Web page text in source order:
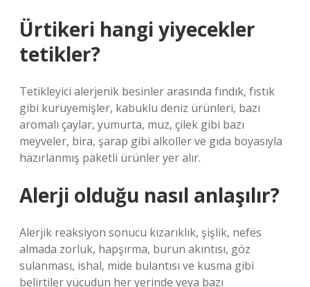
Ürtikeri hangi yiyecekler
tetikler?
Tetikleyici alerjenik besinler arasında fındık, fıstık
gibi kuruyemişler, kabuklu deniz ürünleri, bazı
aromalı çaylar, yumurta, muz, çilek gibi bazı
meyveler, bira, şarap gibi alkoller ve gıda boyasıyla
hazırlanmış paketli ürünler yer alır.
Alerji olduğu nasıl anlaşılır?
Alerjik reaksiyon sonucu kızarıklık, şişlik, nefes
almada zorluk, hapşırma, burun akıntısı, göz
sulanması, ishal, mide bulantısı ve kusma gibi
belirtiler vücudun her yerinde veya bazı